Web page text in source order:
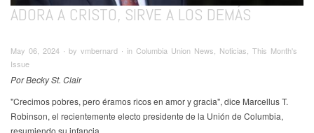
ADORA A CRISTO, SIRVE A LOS DEMÁS
May 06, 2024 ∙ by vmbernard ∙ in Columbia Union News, Noticias, This Month's
Issue
Por Becky St. Clair
"Crecimos pobres, pero éramos ricos en amor y gracia", dice Marcellus T.
Robinson, el recientemente electo presidente de la Unión de Columbia,
resumiendo su infancia.